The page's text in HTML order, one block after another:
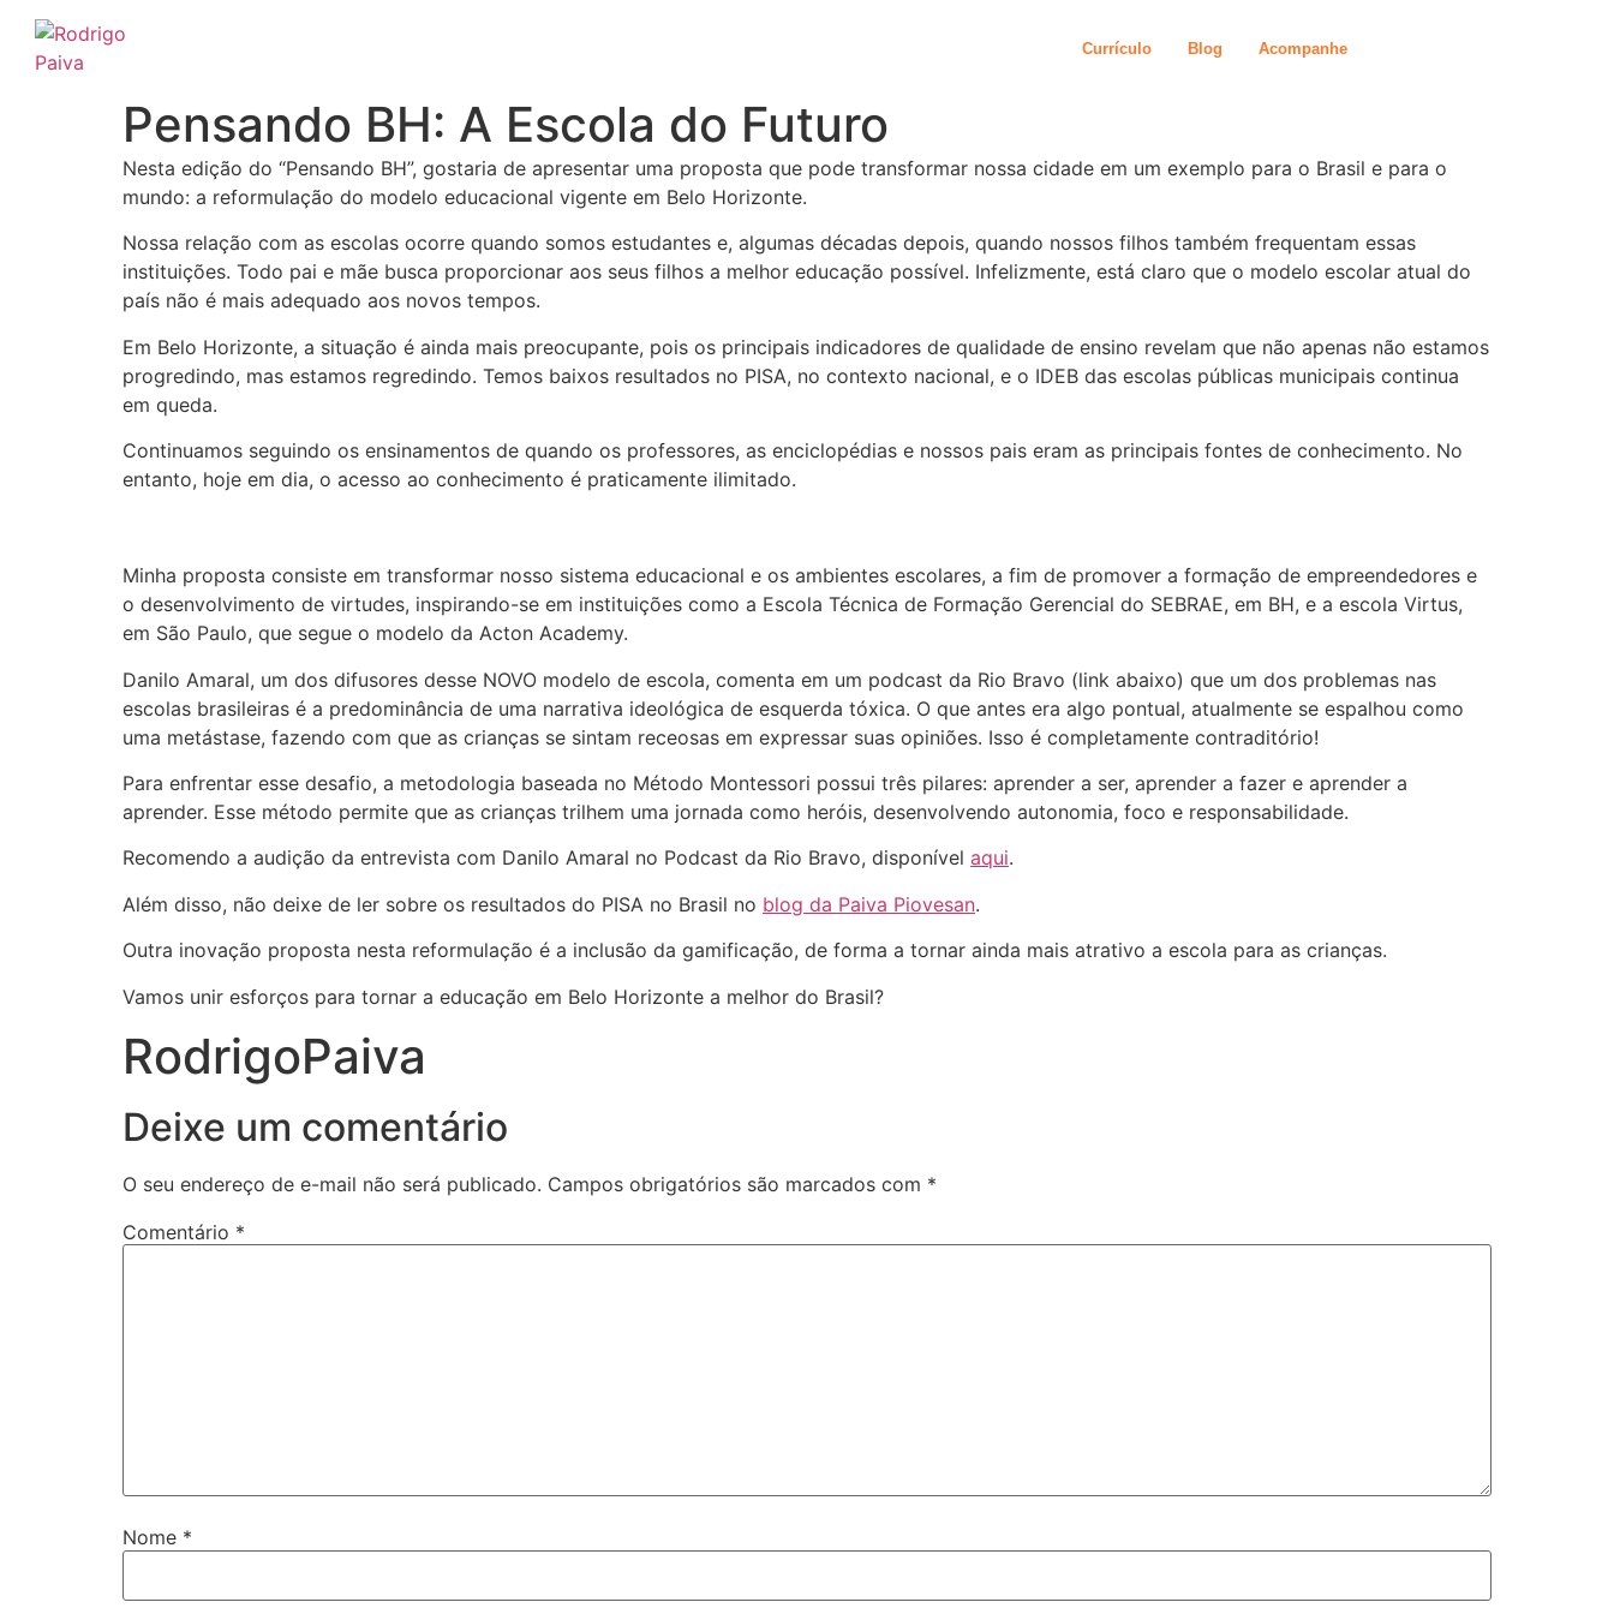
para
Currículo Blog Acompanhe
Pensando BH: A Escola do Futuro
Nesta edição do “Pensando BH”, gostaria de apresentar uma proposta que pode transformar nossa cidade em um exemplo para o Brasil e para o
mundo: a reformulação do modelo educacional vigente em Belo Horizonte.
Nossa relação com as escolas ocorre quando somos estudantes e, algumas décadas depois, quando nossos filhos também frequentam essas
instituições. Todo pai e mãe busca proporcionar aos seus filhos a melhor educação possível. Infelizmente, está claro que o modelo escolar atual do
país não é mais adequado aos novos tempos.
Em Belo Horizonte, a situação é ainda mais preocupante, pois os principais indicadores de qualidade de ensino revelam que não apenas não estamos
progredindo, mas estamos regredindo. Temos baixos resultados no PISA, no contexto nacional, e o IDEB das escolas públicas municipais continua
em queda.
Continuamos seguindo os ensinamentos de quando os professores, as enciclopédias e nossos pais eram as principais fontes de conhecimento. No
entanto, hoje em dia, o acesso ao conhecimento é praticamente ilimitado.
Minha proposta consiste em transformar nosso sistema educacional e os ambientes escolares, a fim de promover a formação de empreendedores e
o desenvolvimento de virtudes, inspirando-se em instituições como a Escola Técnica de Formação Gerencial do SEBRAE, em BH, e a escola Virtus,
em São Paulo, que segue o modelo da Acton Academy.
Danilo Amaral, um dos difusores desse NOVO modelo de escola, comenta em um podcast da Rio Bravo (link abaixo) que um dos problemas nas
escolas brasileiras é a predominância de uma narrativa ideológica de esquerda tóxica. O que antes era algo pontual, atualmente se espalhou como
uma metástase, fazendo com que as crianças se sintam receosas em expressar suas opiniões. Isso é completamente contraditório!
Para enfrentar esse desafio, a metodologia baseada no Método Montessori possui três pilares: aprender a ser, aprender a fazer e aprender a
aprender. Esse método permite que as crianças trilhem uma jornada como heróis, desenvolvendo autonomia, foco e responsabilidade.
Recomendo a audição da entrevista com Danilo Amaral no Podcast da Rio Bravo, disponível aqui.
Além disso, não deixe de ler sobre os resultados do PISA no Brasil no blog da Paiva Piovesan.
Outra inovação proposta nesta reformulação é a inclusão da gamificação, de forma a tornar ainda mais atrativo a escola para as crianças.
Vamos unir esforços para tornar a educação em Belo Horizonte a melhor do Brasil?
RodrigoPaiva
Deixe um comentário
O seu endereço de e-mail não será publicado. Campos obrigatórios são marcados com *
Comentário *
Nome *